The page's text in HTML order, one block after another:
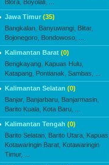
Blora, Boyolali,
Jawa Timur (35)
Bangkalan, Banyuwangi, Blitar,
Bojonegoro, Bondowoso,
Kalimantan Barat (0)
Bengkayang, Kapuas Hulu,
Katapang, Pontianak, Sambas,
Kalimantan Selatan (0)
Banjar, Banjarbaru, Banjarmasin,
Barito Kuala, Kota Baru,
Kalimantan Tengah (0)
Barito Selatan, Barito Utara, Kapuas,
Kotawaringin Barat, Kotawaringin
Timur,